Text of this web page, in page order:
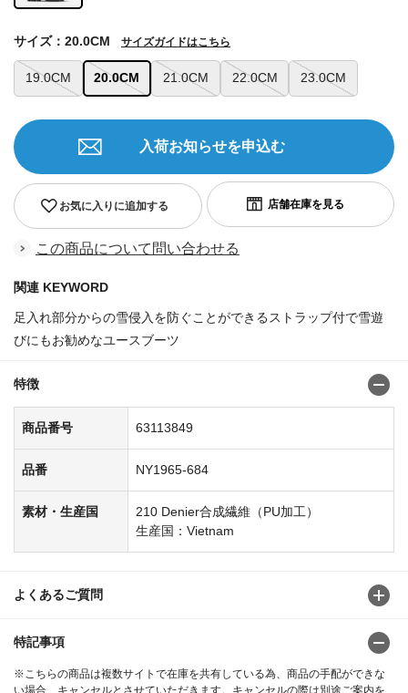
19.0CM 20.0CM 21.0CM 22.0CM 23.0CM
サイズ：20.0CM サイズガイドはこちら
お気に入りに追加する
入荷お知らせを申込む
この商品について問い合わせる
関連 KEYWORD
足入れ部分からの雪侵入を防ぐことができるストラップ付で雪遊
びにもお勧めなユースブーツ
特徴
商品番号 63113849
品番 NY1965-684
素材・生産国
210 Denier合成繊維（PU加工）
生産国：Vietnam
よくあるご質問
特記事項
※こちらの商品は複数サイトで在庫を共有している為、商品の手配ができな
い場合、キャンセルとさせていただきます。キャンセルの際は別途ご案内を